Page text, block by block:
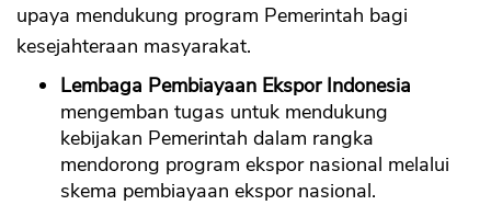
upaya mendukung program Pemerintah bagi
kesejahteraan masyarakat.
Lembaga Pembiayaan Ekspor Indonesia
mengemban tugas untuk mendukung
kebijakan Pemerintah dalam rangka
mendorong program ekspor nasional melalui
skema pembiayaan ekspor nasional.